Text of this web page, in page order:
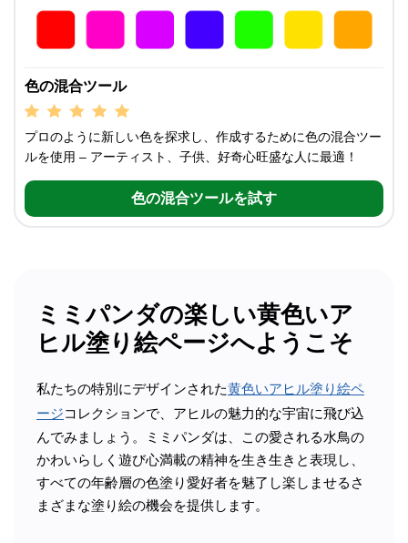
色の混合ツール
プロのように新しい色を探求し、作成するために色の混合ツー
ルを使用 – アーティスト、子供、好奇心旺盛な人に最適！
色の混合ツールを試す
ミミパンダの楽しい黄色いア
ヒル塗り絵ページへようこそ
私たちの特別にデザインされた黄色いアヒル塗り絵ペ
ージコレクションで、アヒルの魅力的な宇宙に飛び込
んでみましょう。ミミパンダは、この愛される水鳥の
かわいらしく遊び心満載の精神を生き生きと表現し、
すべての年齢層の色塗り愛好者を魅了し楽しませるさ
まざまな塗り絵の機会を提供します。